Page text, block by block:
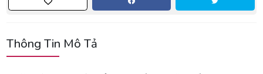
Thông Tin Mô Tả